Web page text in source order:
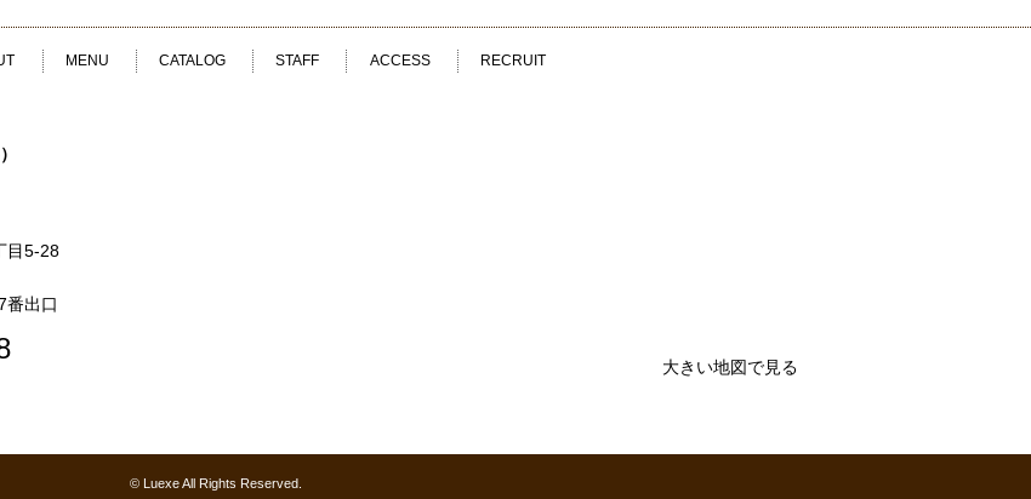
MENU CATALOG STAFF ACCESS RECRUIT
目5-28
番出口
大きい地図で見る
© Luexe All Rights Reserved.